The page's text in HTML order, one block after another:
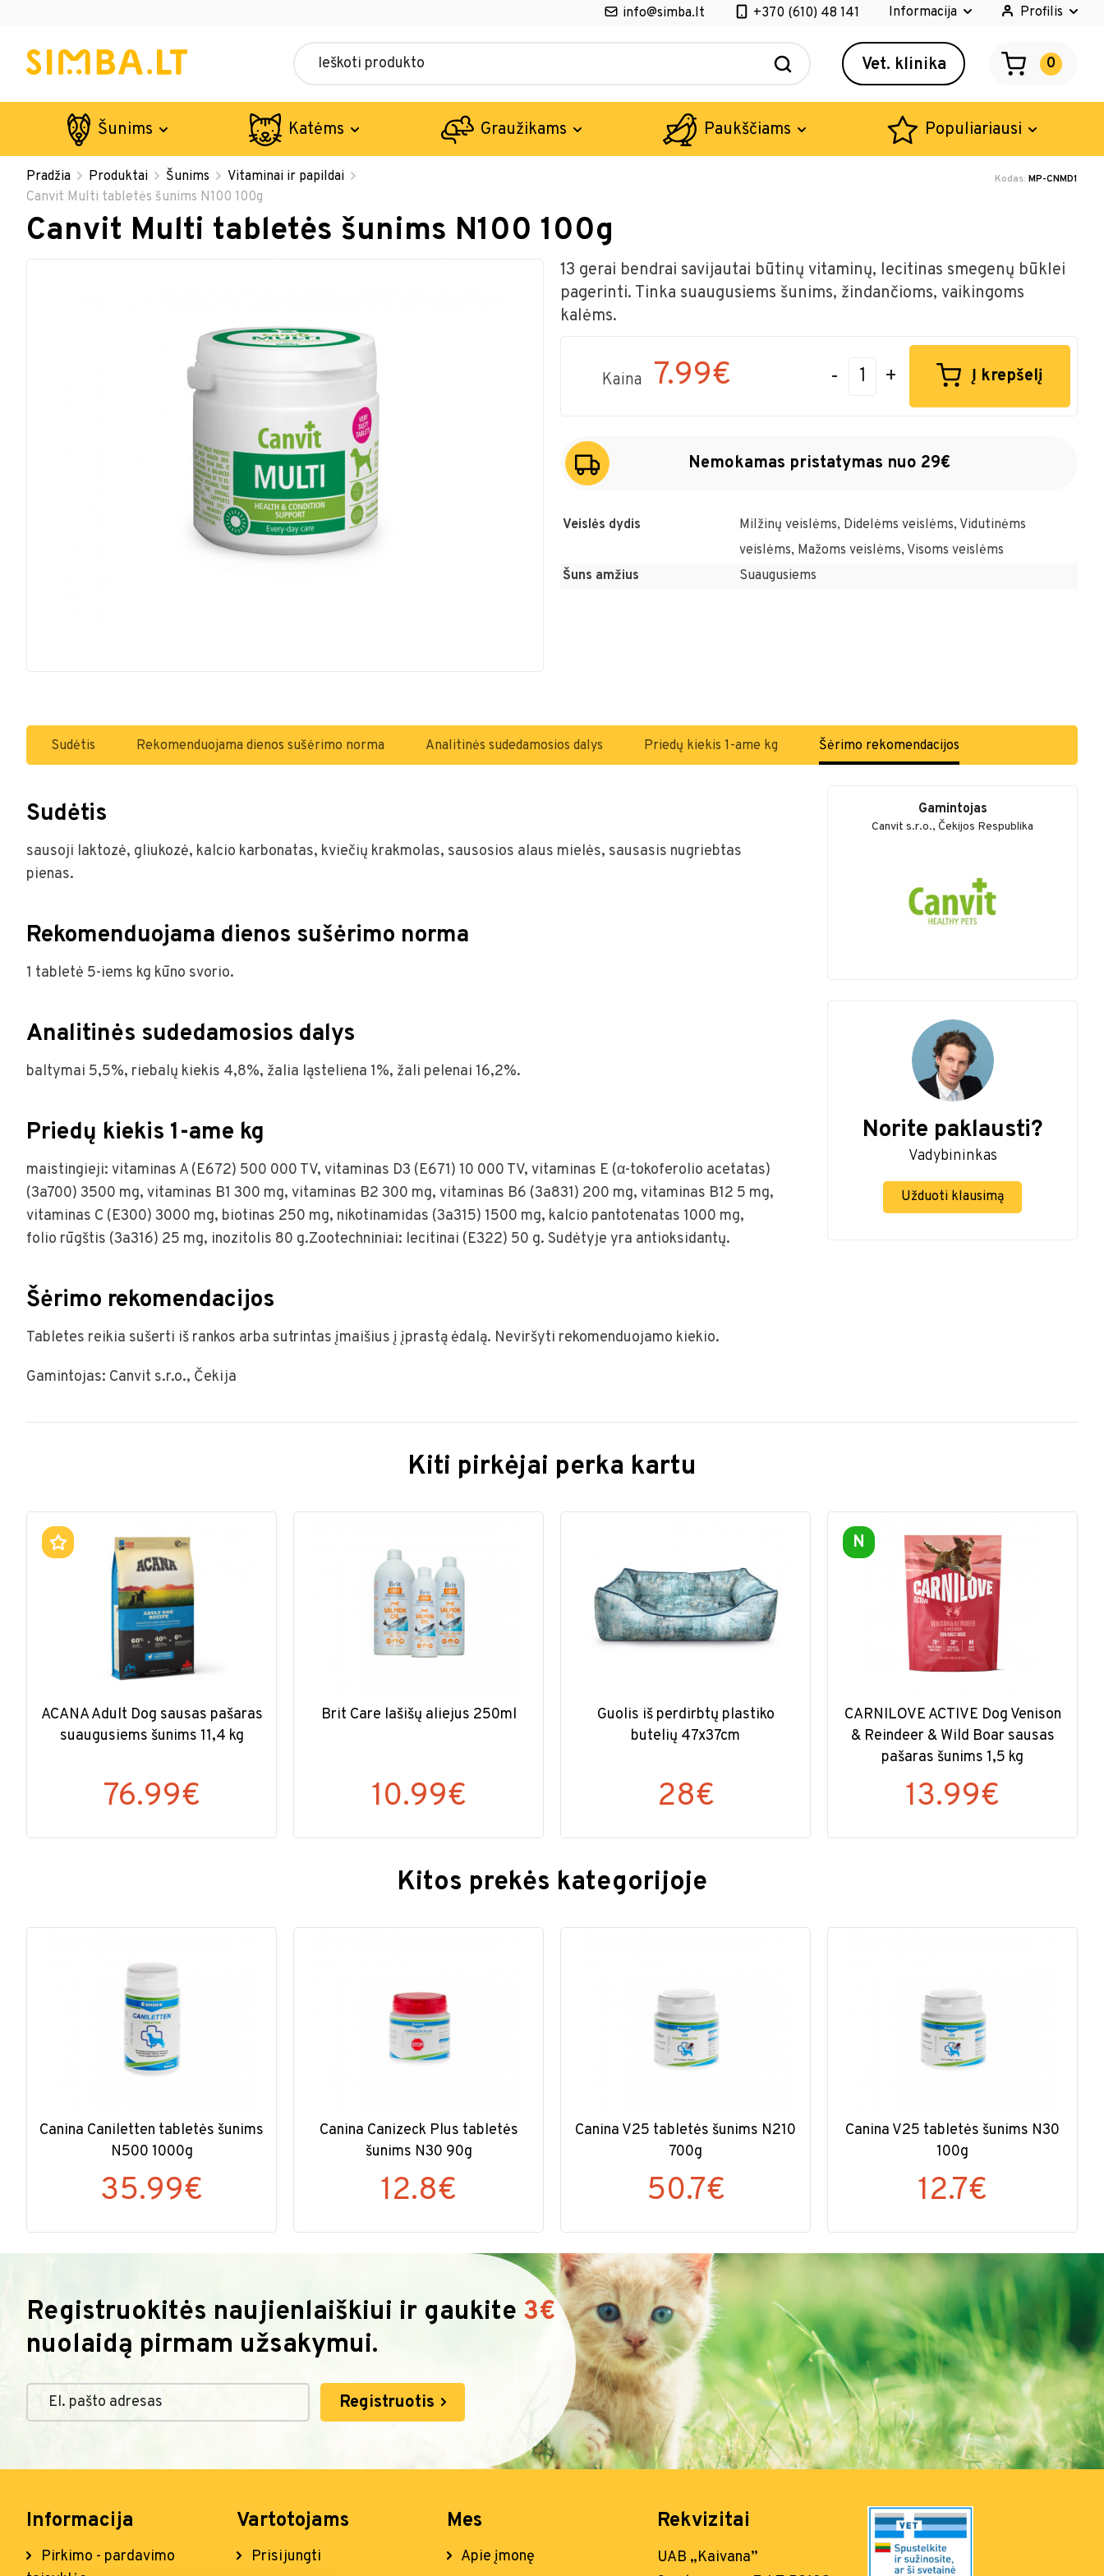
info@simba.lt +370 (610) 48 141 Informacija Profilis
Vet. klinika 0
Šunims Katėms Graužikams Paukščiams Populiariausi
Pradžia Produktai Šunims
Vitaminai ir papildai
Canvit Multi tabletės šunims N100 100g
Kodas: MP-CNMD1
Canvit Multi tabletės šunims N100 100g
13 gerai bendrai savijautai būtinų vitaminų, lecitinas smegenų būklei
pagerinti. Tinka suaugusiems šunims, žindančioms, vaikingoms
kalėms.
Kaina 7.99€ - + Į krepšelį
Nemokamas pristatymas nuo 29€
Veislės dydis
Milžinų veislėms, Didelėms veislėms, Vidutinėms
veislėms, Mažoms veislėms, Visoms veislėms
Šuns amžius
Suaugusiems
Sudėtis Rekomenduojama dienos sušėrimo norma Analitinės sudedamosios dalys Priedų kiekis 1-ame kg Šėrimo rekomendacijos
Sudėtis
sausoji laktozė, gliukozė, kalcio karbonatas, kviečių krakmolas, sausosios alaus mielės, sausasis nugriebtas
pienas.
Rekomenduojama dienos sušėrimo norma
1 tabletė 5-iems kg kūno svorio.
Analitinės sudedamosios dalys
baltymai 5,5%, riebalų kiekis 4,8%, žalia ląsteliena 1%, žali pelenai 16,2%.
Priedų kiekis 1-ame kg
maistingieji: vitaminas A (E672) 500 000 TV, vitaminas D3 (E671) 10 000 TV, vitaminas E (α-tokoferolio acetatas)
(3a700) 3500 mg, vitaminas B1 300 mg, vitaminas B2 300 mg, vitaminas B6 (3a831) 200 mg, vitaminas B12 5 mg,
vitaminas C (E300) 3000 mg, biotinas 250 mg, nikotinamidas (3a315) 1500 mg, kalcio pantotenatas 1000 mg,
folio rūgštis (3a316) 25 mg, inozitolis 80 g.Zootechniniai: lecitinai (E322) 50 g. Sudėtyje yra antioksidantų.
Šėrimo rekomendacijos
Tabletes reikia sušerti iš rankos arba sutrintas įmaišius į įprastą ėdalą. Neviršyti rekomenduojamo kiekio.
Gamintojas: Canvit s.r.o., Čekija
Gamintojas
Canvit s.r.o., Čekijos Respublika
Norite paklausti?
Vadybininkas
Užduoti klausimą
Kiti pirkėjai perka kartu
ACANA Adult Dog sausas pašaras
suaugusiems šunims 11,4 kg
76.99€
Brit Care lašišų aliejus 250ml
10.99€
Guolis iš perdirbtų plastiko
butelių 47x37cm
28€
N
CARNILOVE ACTIVE Dog Venison
& Reindeer & Wild Boar sausas
pašaras šunims 1,5 kg
13.99€
Kitos prekės kategorijoje
Canina Caniletten tabletės šunims
N500 1000g
35.99€
Canina Canizeck Plus tabletės
šunims N30 90g
12.8€
Canina V25 tabletės šunims N210
700g
50.7€
Canina V25 tabletės šunims N30
100g
12.7€
Registruokitės naujienlaiškiui ir gaukite 3€
nuolaidą pirmam užsakymui.
Registruotis
Informacija
Pirkimo - pardavimo
Vartotojams
Prisijungti
Mes
Apie įmonę
Rekvizitai
UAB „Kaivana”